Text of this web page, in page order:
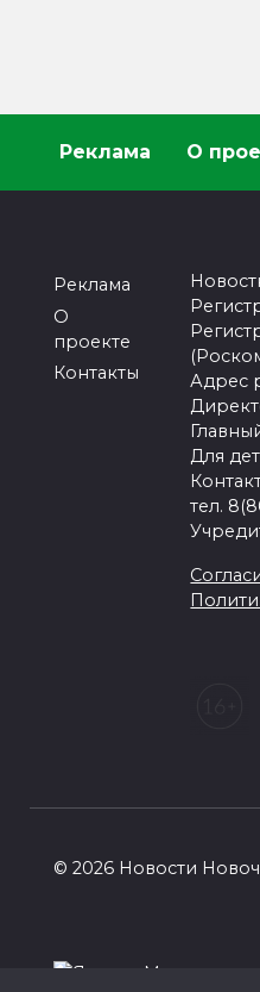
Реклама О
Реклама
О
проекте
Контакты
Адрес
Для
тел.
© 2026 Новости